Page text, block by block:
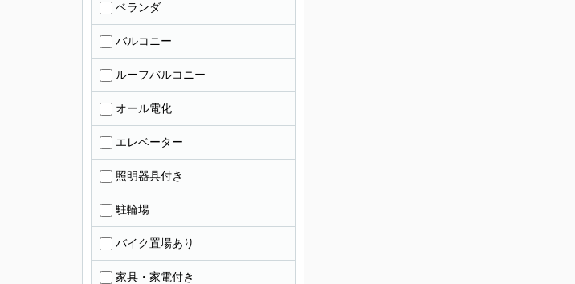
ベランダ
バルコニー
ルーフバルコニー
オール電化
エレベーター
照明器具付き
駐輪場
バイク置場あり
家具・家電付き